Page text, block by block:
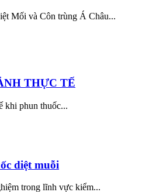
Mối và Côn trùng Á Châu...
THỰC TẾ
khi phun thuốc...
diệt muỗi
trong lĩnh vực kiểm...